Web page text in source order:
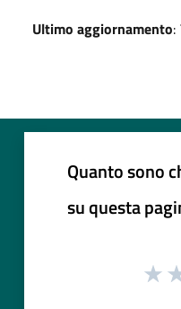
Ultimo aggiornamento:
Quanto sono
su questa